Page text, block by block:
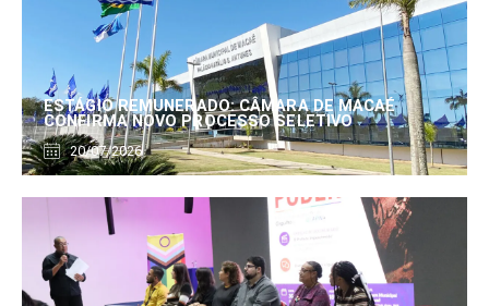
ESTÁGIO REMUNERADO: CÂMARA DE MACAÉ
CONFIRMA NOVO PROCESSO SELETIVO
20/07/2026